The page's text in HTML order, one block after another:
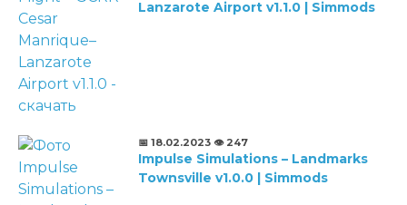
Lanzarote Airport v1.1.0 | Simmods
📅 18.02.2023 👁️ 247
Impulse Simulations – Landmarks
Townsville v1.0.0 | Simmods